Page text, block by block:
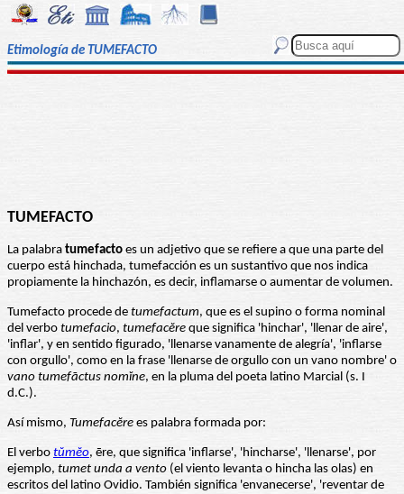
Etimología de TUMEFACTO
TUMEFACTO
La palabra tumefacto es un adjetivo que se refiere a que una parte del
cuerpo está hinchada, tumefacción es un sustantivo que nos indica
propiamente la hinchazón, es decir, inflamarse o aumentar de volumen.
Tumefacto procede de tumefactum, que es el supino o forma nominal
del verbo tumefacio, tumefacĕre que significa 'hinchar', 'llenar de aire',
'inflar', y en sentido figurado, 'llenarse vanamente de alegría', 'inflarse
con orgullo', como en la frase 'llenarse de orgullo con un vano nombre' o
vano tumefāctus nomĭne, en la pluma del poeta latino Marcial (s. I
d.C.).
Así mismo, Tumefacĕre es palabra formada por:
El verbo tŭmĕo, ēre, que significa 'inflarse', 'hincharse', 'llenarse', por
ejemplo, tumet unda a vento (el viento levanta o hincha las olas) en
escritos del latino Ovidio. También significa 'envanecerse', 'reventar de